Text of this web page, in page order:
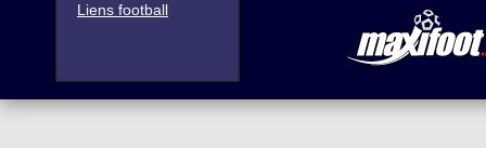
Liens football